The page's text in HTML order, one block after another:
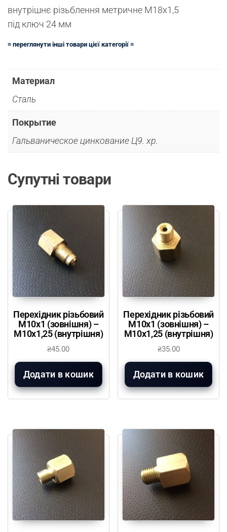
внутрішнє різьблення метричне М18х1,5
під ключ 24 мм
≡ переглянути інші товари цієї категорії ≡
Материал
Сталь
Покрытие
Гальваническое цинкование Ц9. хр.
Супутні товари
Перехідник різьбовий
М10х1 (зовнішня) –
М10х1,25 (внутрішня)
₴45.00
Додати в кошик
Перехідник різьбовий
М10х1 (зовнішня) –
М10х1,25 (внутрішня)
₴35.00
Додати в кошик